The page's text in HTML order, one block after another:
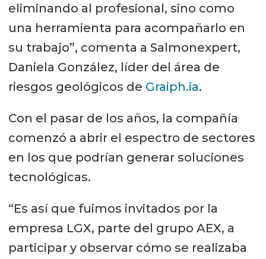
eliminando al profesional, sino como
una herramienta para acompañarlo en
su trabajo”, comenta a Salmonexpert,
Daniela González, líder del área de
riesgos geológicos de Graiph.ia.
Con el pasar de los años, la compañía
comenzó a abrir el espectro de sectores
en los que podrían generar soluciones
tecnológicas.
“Es así que fuimos invitados por la
empresa LGX, parte del grupo AEX, a
participar y observar cómo se realizaba